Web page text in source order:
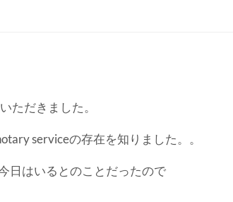
ただきました。
serviceの存在を知りました。。
日はいるとのことだったので